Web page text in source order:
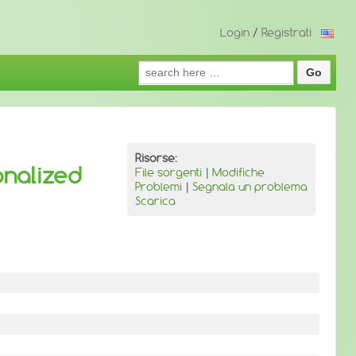
Login / Registrati
Search
for:
Risorse:
File sorgenti | Modifiche
Problemi | Segnala un problema
Scarica